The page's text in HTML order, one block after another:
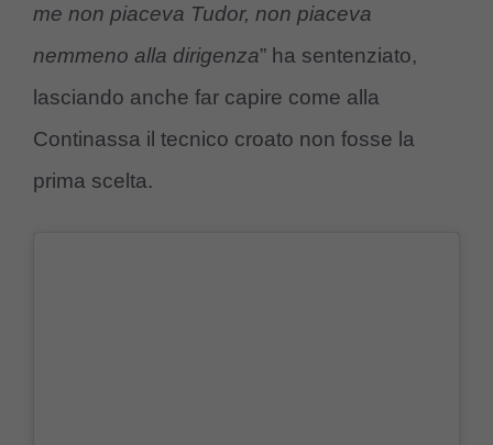
me non piaceva Tudor, non piaceva
nemmeno alla dirigenza” ha sentenziato,
lasciando anche far capire come alla
Continassa il tecnico croato non fosse la
prima scelta.